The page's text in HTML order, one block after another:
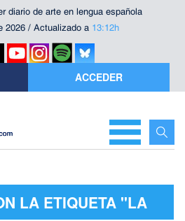
diario de arte en lengua española
2026 / Actualizado a 13:12h
ACCEDER
LA ETIQUETA "LA